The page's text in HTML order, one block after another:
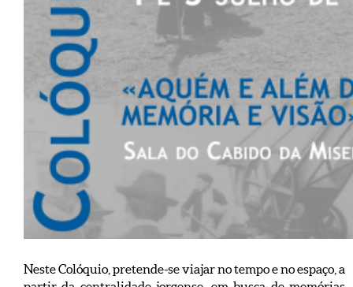
Neste Colóquio, pretende-se viajar no tempo e no espaço, a